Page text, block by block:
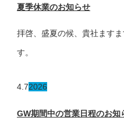
夏季休業のお知らせ
拝啓、盛夏の候、貴社ます
す。
4.72026
GW期間中の営業日程のお知